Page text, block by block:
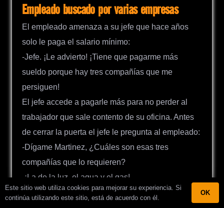
Empleado buscado por varias empresas
El empleado amenaza a su jefe que hace años
solo le paga el salario mínimo:
-Jefe. ¡Le advierto! ¡Tiene que pagarme más
sueldo porque hay tres compañías que me
persiguen!
El jefe accede a pagarle más para no perder al
trabajador que sale contento de su oficina. Antes
de cerrar la puerta el jefe le pregunta al empleado:
-Dígame Martinez, ¿Cuáles son esas tres
compañías que lo requieren?
-¡La de la luz, el agua y el gas!
Este sitio web utiliza cookies para mejorar su experiencia. Si
continúa utilizando este sitio, está de acuerdo con él.
OK